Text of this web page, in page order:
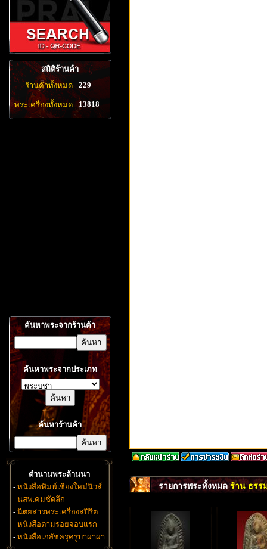
สถิติร้านค้า
ร้านค้าทั้งหมด : 229
พระเครื่องทั้งหมด : 13818
ค้นหาพระจากร้านค้า
ค้นหาพระจากประเภท
ค้นหาร้านค้า
ตำนานพระล้านนา
- หนังสือพิมพ์เชียงใหม่นิวส์
- นสพ.คมชัดลึก
- นิตยสารพระเครื่องสปิริต
- หนังสือตามรอยจอบแรก
- หนังสือเภสัชครุครูบาผาผ่า
รายการพระทั้งหมดร้าน ธรร